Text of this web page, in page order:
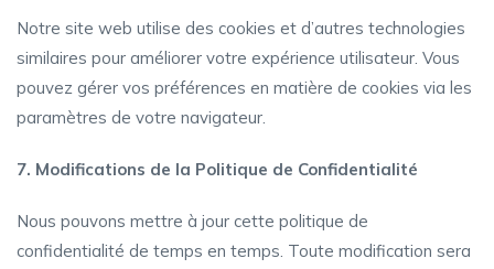
Notre site web utilise des cookies et d’autres technologies
similaires pour améliorer votre expérience utilisateur. Vous
pouvez gérer vos préférences en matière de cookies via les
paramètres de votre navigateur.
7. Modifications de la Politique de Confidentialité
Nous pouvons mettre à jour cette politique de
confidentialité de temps en temps. Toute modification sera